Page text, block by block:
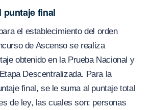
puntaje final
el establecimiento del orden
de Ascenso se realiza
obtenido en la Prueba Nacional y
Descentralizada. Para la
final, se le suma al puntaje total
de ley, las cuales son: personas